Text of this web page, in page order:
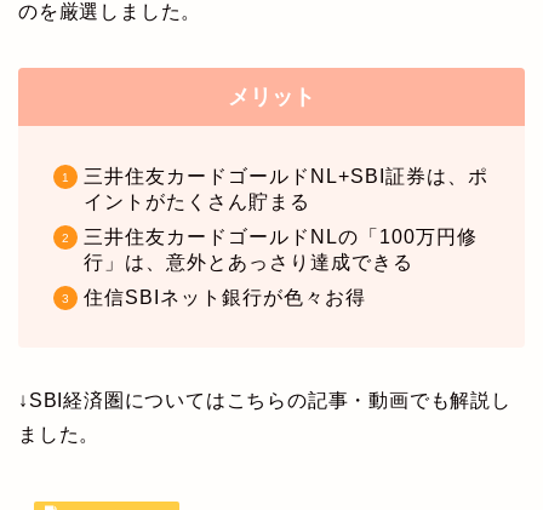
のを厳選しました。
メリット
三井住友カードゴールドNL+SBI証券は、ポ
イントがたくさん貯まる
三井住友カードゴールドNLの「100万円修
行」は、意外とあっさり達成できる
住信SBIネット銀行が色々お得
↓SBI経済圏についてはこちらの記事・動画でも解説し
ました。